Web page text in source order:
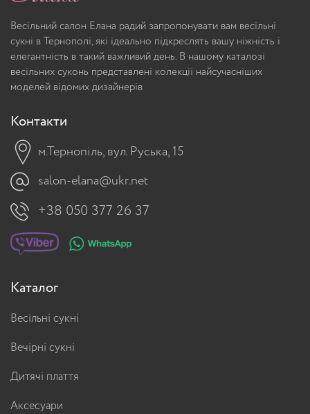
Весільний салон Елана радий запропонувати вам весільні
сукні в Тернополі, які ідеально підкреслять вашу ніжність і
елегантність в такий важливий день. В нашому каталозі
весільних суконь представлені колекції найсучасніших
моделей відомих дизайнерів
Контакти
м.Тернопіль, вул. Руська, 15
salon-elana@ukr.net
+38 050 377 26 37
Каталог
Весільні сукні
Вечірні сукні
Дитячі плаття
Аксесуари